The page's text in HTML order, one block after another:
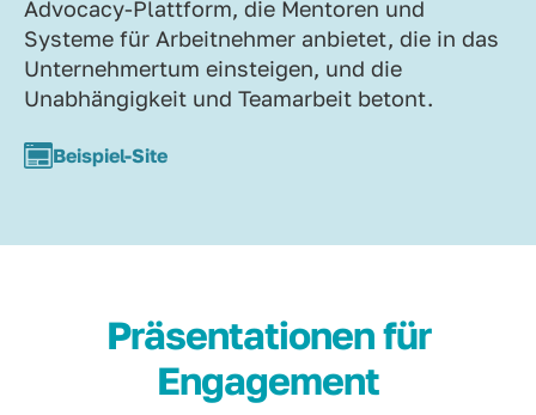
Advocacy-Plattform, die Mentoren und
Systeme für Arbeitnehmer anbietet, die in das
Unternehmertum einsteigen, und die
Unabhängigkeit und Teamarbeit betont.
Beispiel-Site
Präsentationen für
Engagement